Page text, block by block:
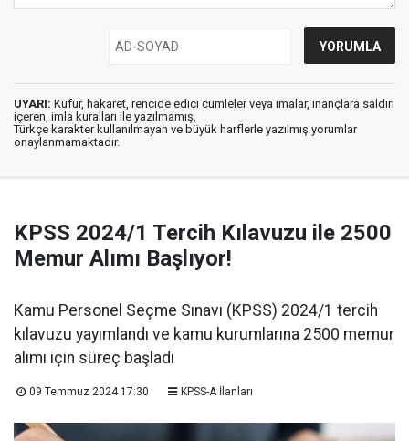
UYARI: Küfür, hakaret, rencide edici cümleler veya imalar, inançlara saldırı
içeren, imla kuralları ile yazılmamış,
Türkçe karakter kullanılmayan ve büyük harflerle yazılmış yorumlar
onaylanmamaktadır.
KPSS 2024/1 Tercih Kılavuzu ile 2500
Memur Alımı Başlıyor!
Kamu Personel Seçme Sınavı (KPSS) 2024/1 tercih
kılavuzu yayımlandı ve kamu kurumlarına 2500 memur
alımı için süreç başladı
09 Temmuz 2024 17:30 KPSS-A İlanları